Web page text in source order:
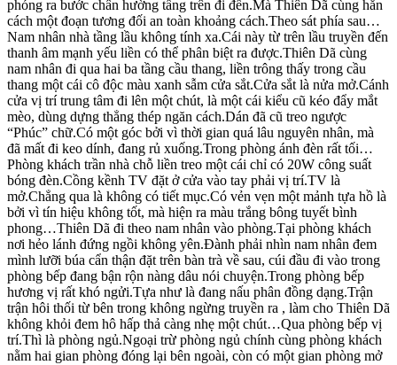
phóng ra bước chân hường tầng trên đi đến.Mà Thiên Dã cùng hắn
cách một đoạn tương đối an toàn khoảng cách.Theo sát phía sau…
Nam nhân nhà tầng lầu không tính xa.Cái này từ trên lầu truyền đến
thanh âm mạnh yếu liền có thể phân biệt ra được.Thiên Dã cùng
nam nhân đi qua hai ba tầng cầu thang, liền trông thấy trong cầu
thang một cái cô độc màu xanh sẫm cửa sắt.Cửa sắt là nửa mở.Cánh
cửa vị trí trung tâm đi lên một chút, là một cái kiểu cũ kéo đẩy mắt
mèo, dùng dựng thẳng thép ngăn cách.Dán đã cũ treo ngược
“Phúc” chữ.Có một góc bởi vì thời gian quá lâu nguyên nhân, mà
đã mất đi keo dính, đang rủ xuống.Trong phòng ánh đèn rất tối…
Phòng khách trần nhà chỗ liền treo một cái chỉ có 20W công suất
bóng đèn.Cồng kềnh TV đặt ở cửa vào tay phải vị trí.TV là
mở.Chẳng qua là không có tiết mục.Có vẻn vẹn một mảnh tựa hồ là
bởi vì tín hiệu không tốt, mà hiện ra màu trắng bông tuyết bình
phong…Thiên Dã đi theo nam nhân vào phòng.Tại phòng khách
nơi hẻo lánh đứng ngồi không yên.Đành phải nhìn nam nhân đem
mình lưỡi búa cẩn thận đặt trên bàn trà về sau, cúi đầu đi vào trong
phòng bếp đang bận rộn nàng dâu nói chuyện.Trong phòng bếp
hương vị rất khó ngửi.Tựa như là đang nấu phân đồng dạng.Trận
trận hôi thối từ bên trong không ngừng truyền ra , làm cho Thiên Dã
không khỏi đem hô hấp thả càng nhẹ một chút…Qua phòng bếp vị
trí.Thì là phòng ngủ.Ngoại trừ phòng ngủ chính cùng phòng khách
nằm hai gian phòng đóng lại bên ngoài, còn có một gian phòng mở